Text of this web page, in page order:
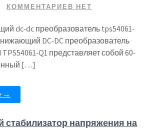
КОММЕНТАРИЕВ НЕТ
dc-dc преобразователь tps54061-
DC-DC преобразователь
TPS54061-Q1 представляет собой 60-
[…]
→
стабилизатор напряжения на